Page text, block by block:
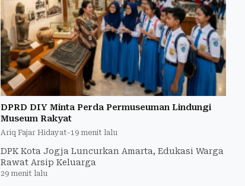
DPRD DIY Minta Perda Permuseuman Lindungi
Museum Rakyat
Ariq Fajar Hidayat-19 menit lalu
DPK Kota Jogja Luncurkan Amarta, Edukasi Warga
Rawat Arsip Keluarga
29 menit lalu